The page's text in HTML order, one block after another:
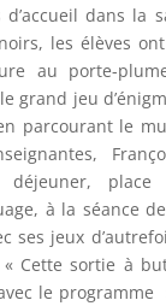
dans la
les élèves
au porte-
grand jeu
parcourant le
place
à la séance
ses jeux
Cette sortie à
le